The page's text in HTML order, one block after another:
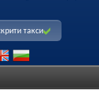
такси